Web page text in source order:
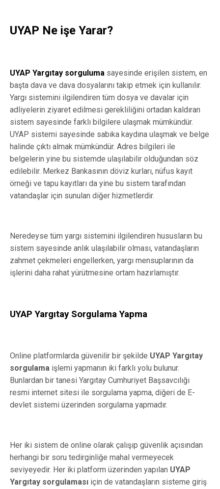
UYAP Ne işe Yarar?
UYAP Yargıtay sorguluma sayesinde erişilen sistem, en
başta dava ve dava dosyalarını takip etmek için kullanılır.
Yargı sistemini ilgilendiren tüm dosya ve davalar için
adliyelerin ziyaret edilmesi gerekliliğini ortadan kaldıran
sistem sayesinde farklı bilgilere ulaşmak mümkündür.
UYAP sistemi sayesinde sabıka kaydına ulaşmak ve belge
halinde çıktı almak mümkündür. Adres bilgileri ile
belgelerin yine bu sistemde ulaşılabilir olduğundan söz
edilebilir. Merkez Bankasının döviz kurları, nüfus kayıt
örneği ve tapu kayıtları da yine bu sistem tarafından
vatandaşlar için sunulan diğer hizmetlerdir.
Neredeyse tüm yargı sistemini ilgilendiren hususların bu
sistem sayesinde anlık ulaşılabilir olması, vatandaşların
zahmet çekmeleri engellerken, yargı mensuplarının da
işlerini daha rahat yürütmesine ortam hazırlamıştır.
UYAP Yargıtay Sorgulama Yapma
Online platformlarda güvenilir bir şekilde UYAP Yargıtay
sorgulama işlemi yapmanın iki farklı yolu bulunur.
Bunlardan bir tanesi Yargıtay Cumhuriyet Başsavcılığı
resmi internet sitesi ile sorgulama yapma, diğeri de E-
devlet sistemi üzerinden sorgulama yapmadır.
Her iki sistem de online olarak çalışıp güvenlik açısından
herhangi bir soru tedirginliğe mahal vermeyecek
seviyeyedir. Her iki platform üzerinden yapılan UYAP
Yargıtay sorgulaması için de vatandaşların sisteme giriş